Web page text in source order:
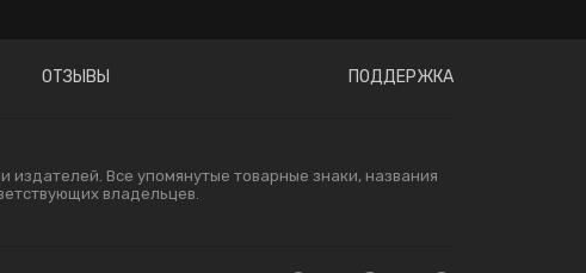
ОТЗЫВЫ ПОДДЕРЖКА
Все упомянутые товарные знаки, названия
владельцев.